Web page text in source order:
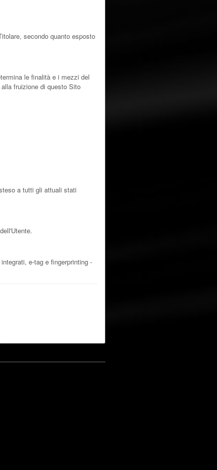
secondo quanto esposto
le finalità e i mezzi del
fruizione di questo Sito
a tutti gli attuali stati
e-tag e fingerprinting -